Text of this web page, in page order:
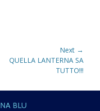
Next →
QUELLA LANTERNA SA
TUTTO!!!
BLU